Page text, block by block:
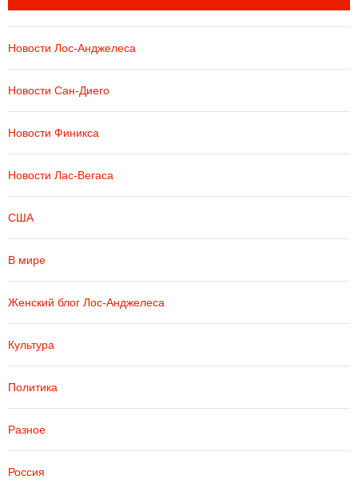
Новости Лос-Анджелеса
Новости Сан-Диего
Новости Финикса
Новости Лас-Вегаса
США
В мире
Женский блог Лос-Анджелеса
Культура
Политика
Разное
Россия